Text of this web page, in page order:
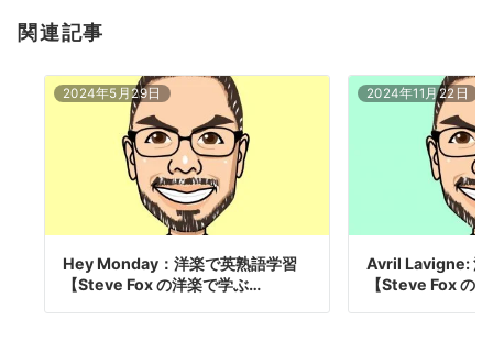
関連記事
2024年5月29日
Hey Monday：洋楽で英熟語学習
【Steve Fox の洋楽で学ぶ…
2024年11月22日
Avril Lavigne: 洋
【Steve Fox の